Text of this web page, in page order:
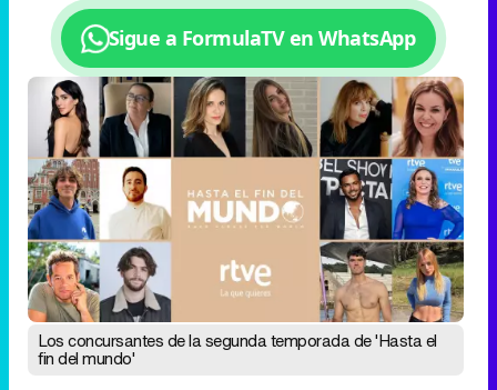
Los concursantes de la segunda temporada de 'Hasta el
fin del mundo'
Las 7 parejas concursantes:
María del Monte y Rocío Muñoz:
Cantante y presentadora que
coincidieron en el programa de La 1 '